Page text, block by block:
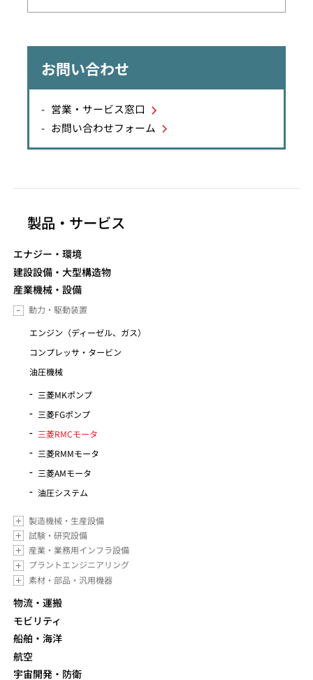
お問い合わせ
営業・サービス窓口
お問い合わせフォーム
製品・サービス
エナジー・環境
建設設備・大型構造物
産業機械・設備
動力・駆動装置
エンジン（ディーゼル、ガス）
コンプレッサ・タービン
油圧機械
三菱MKポンプ
三菱FGポンプ
三菱RMCモータ
三菱RMMモータ
三菱AMモータ
油圧システム
製造機械・生産設備
試験・研究設備
産業・業務用インフラ設備
プラントエンジニアリング
素材・部品・汎用機器
物流・運搬
モビリティ
船舶・海洋
航空
宇宙開発・防衛